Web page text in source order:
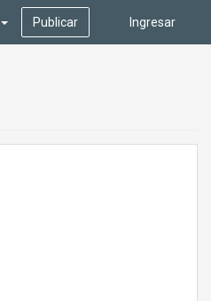
Ingresar
Publicar